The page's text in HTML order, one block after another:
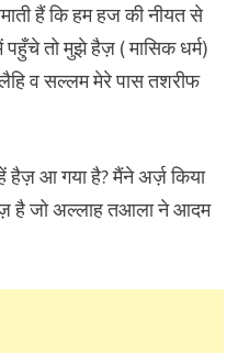
हैं कि हम हज की नीयत से
तो मुझे हैज़ ( मासिक धर्म)
व सल्लम मेरे पास तशरीफ
हैज़ आ गया है? मैंने अर्ज़ किया
है जो अल्लाह तआला ने आदम